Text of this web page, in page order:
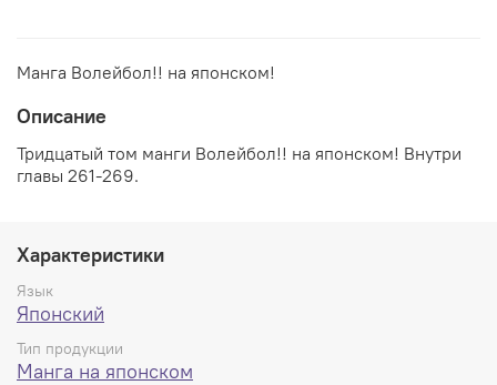
Манга Волейбол!! на японском!
Описание
Тридцатый том манги Волейбол!! на японском! Внутри
главы 261-269.
Характеристики
Язык
Японский
Тип продукции
Манга на японском